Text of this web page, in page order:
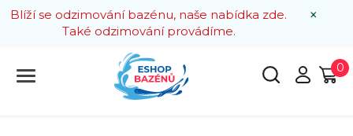
×
Blíží se odzimování bazénu, naše nabídka zde.
Také odzimování provádíme.
0